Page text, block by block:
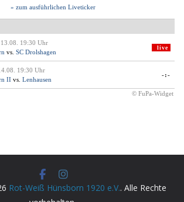
Rot-Weiß Hünsborn 1920 e.V.. Alle Rechte